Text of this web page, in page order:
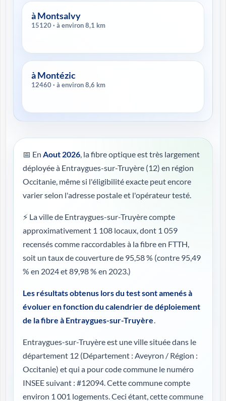
à Montsalvy
15120 · à environ 8,1 km
à Montézic
12460 · à environ 8,6 km
📅 En Aout 2026, la fibre optique est très largement
déployée à Entraygues-sur-Truyère (12) en région
Occitanie, même si l'éligibilité exacte peut encore
varier selon l'adresse postale et l'opérateur testé.
⚡ La ville de Entraygues-sur-Truyère compte
approximativement 1 108 locaux, dont 1 059
recensés comme raccordables à la fibre en FTTH,
soit un taux de couverture de 95,58 % (contre 95,49
% en 2024 et 89,98 % en 2023.)
Les résultats obtenus lors du test sont amenés à
évoluer en fonction du calendrier de déploiement
de la fibre à Entraygues-sur-Truyère.
Entraygues-sur-Truyère est une ville située dans le
département 12 (Département : Aveyron / Région :
Occitanie) et qui a pour code commune le numéro
INSEE suivant : #12094. Cette commune compte
environ 1 001 logements. Ceci étant, cette commune